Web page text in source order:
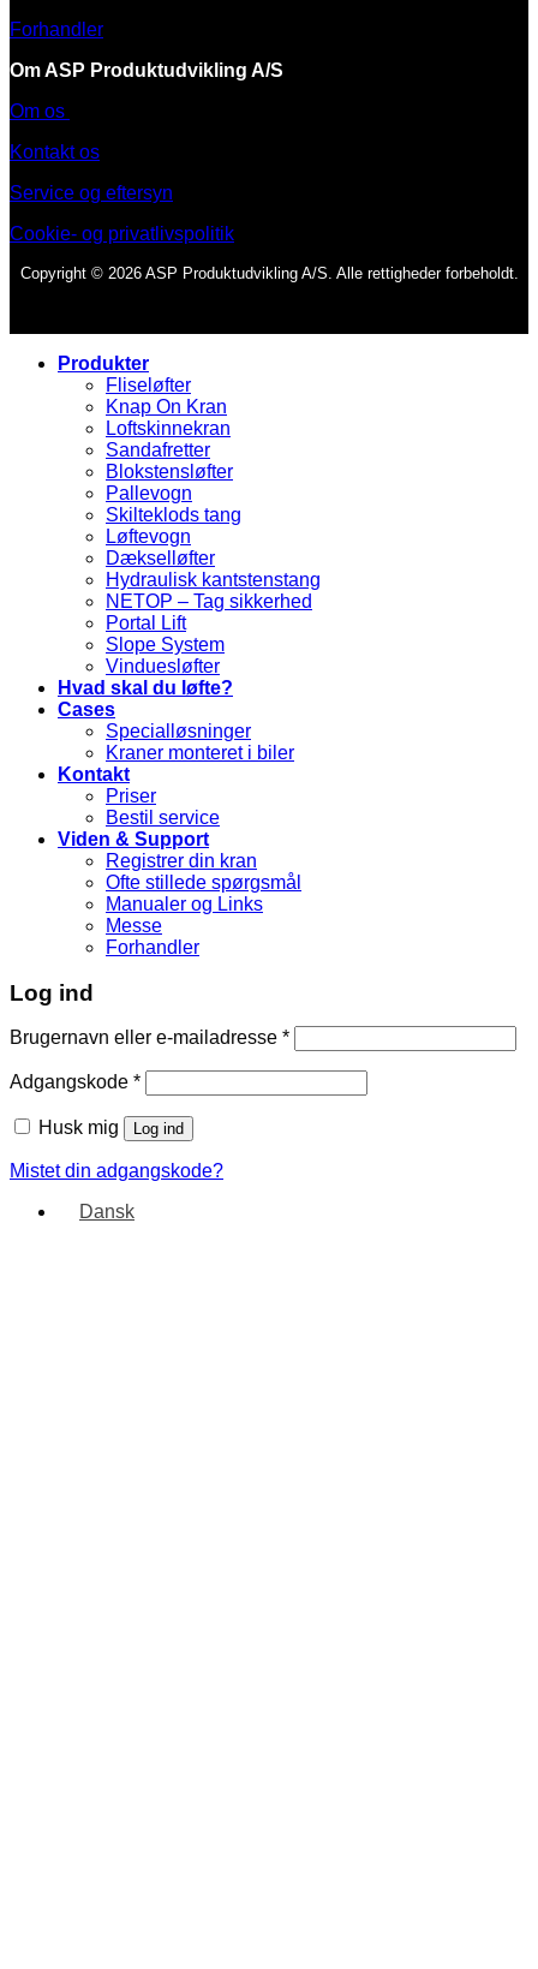
Forhandler
Om ASP Produktudvikling A/S
Om os
Kontakt os
Service og eftersyn
Cookie- og privatlivspolitik
Copyright © 2026 ASP Produktudvikling A/S. Alle rettigheder forbeholdt.
Produkter
Fliseløfter
Knap On Kran
Loftskinnekran
Sandafretter
Blokstensløfter
Pallevogn
Skilteklods tang
Løftevogn
Dækselløfter
Hydraulisk kantstenstang
NETOP – Tag sikkerhed
Portal Lift
Slope System
Vinduesløfter
Hvad skal du løfte?
Cases
Specialløsninger
Kraner monteret i biler
Kontakt
Priser
Bestil service
Viden & Support
Registrer din kran
Ofte stillede spørgsmål
Manualer og Links
Messe
Forhandler
Log ind
Brugernavn eller e-mailadresse *
Adgangskode *
Husk mig Log ind
Mistet din adgangskode?
Dansk